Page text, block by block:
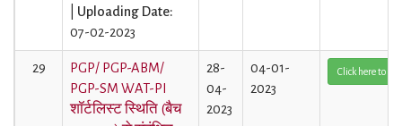
Uploading Date:
07-02-2023
29
PGP/ PGP-ABM/
PGP-SM WAT-PI
शॉर्टलिस्ट स्थिति (बैच
28-
04-
2023
04-01-
2023
Click here to